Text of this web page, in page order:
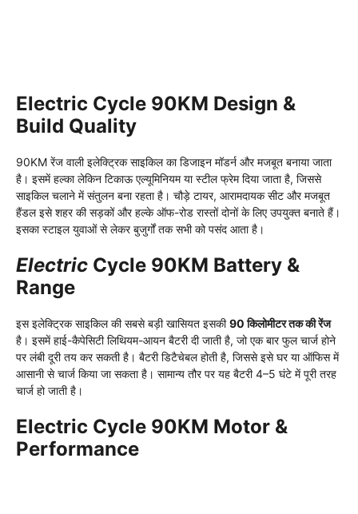
Electric Cycle 90KM Design &
Build Quality
90KM रेंज वाली इलेक्ट्रिक साइकिल का डिजाइन मॉडर्न और मजबूत बनाया जाता
है। इसमें हल्का लेकिन टिकाऊ एल्यूमिनियम या स्टील फ्रेम दिया जाता है, जिससे
साइकिल चलाने में संतुलन बना रहता है। चौड़े टायर, आरामदायक सीट और मजबूत
हैंडल इसे शहर की सड़कों और हल्के ऑफ-रोड रास्तों दोनों के लिए उपयुक्त बनाते हैं।
इसका स्टाइल युवाओं से लेकर बुजुर्गों तक सभी को पसंद आता है।
Electric Cycle 90KM Battery &
Range
इस इलेक्ट्रिक साइकिल की सबसे बड़ी खासियत इसकी90 किलोमीटर तक की रेंज
है। इसमें हाई-कैपेसिटी लिथियम-आयन बैटरी दी जाती है, जो एक बार फुल चार्ज होने
पर लंबी दूरी तय कर सकती है। बैटरी डिटैचेबल होती है, जिससे इसे घर या ऑफिस में
आसानी से चार्ज किया जा सकता है। सामान्य तौर पर यह बैटरी 4–5 घंटे में पूरी तरह
चार्ज हो जाती है।
Electric Cycle 90KM Motor &
Performance